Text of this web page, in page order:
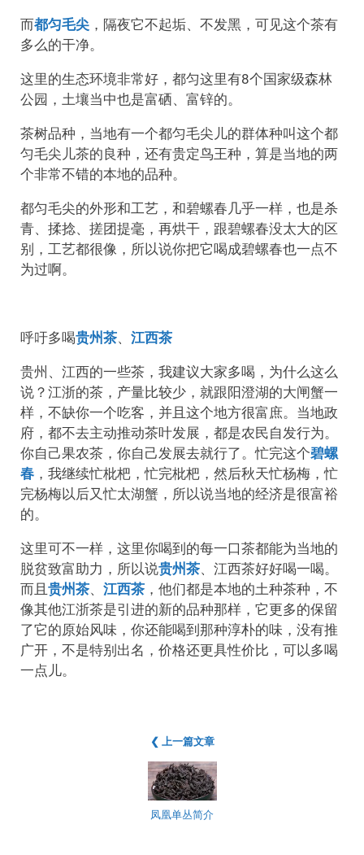
而都匀毛尖 ，隔夜它不起垢、不发黑，可见这个茶有
多么的干净。
这里的生态环境非常好，都匀这里有8个国家级森林
公园，土壤当中也是富硒、富锌的。
茶树品种，当地有一个都匀毛尖儿的群体种叫这个都
匀毛尖儿茶的良种，还有贵定鸟王种，算是当地的两
个非常不错的本地的品种。
都匀毛尖的外形和工艺，和碧螺春几乎一样，也是杀
青、揉捻、搓团提毫，再烘干，跟碧螺春没太大的区
别，工艺都很像，所以说你把它喝成碧螺春也一点不
为过啊。
呼吁多喝贵州茶、 江西茶
贵州、江西的一些茶，我建议大家多喝，为什么这么
说？江浙的茶，产量比较少，就跟阳澄湖的大闸蟹一
样，不缺你一个吃客，并且这个地方很富庶。当地政
府，都不去主动推动茶叶发展，都是农民自发行为。
你自己果农茶，你自己发展去就行了。忙完这个碧螺
春 ，我继续忙枇杷，忙完枇杷，然后秋天忙杨梅，忙
完杨梅以后又忙太湖蟹，所以说当地的经济是很富裕
的。
这里可不一样，这里你喝到的每一口茶都能为当地的
脱贫致富助力，所以说贵州茶、江西茶好好喝一喝。
而且 贵州茶、 江西茶 ，他们都是本地的土种茶种，不
像其他江浙茶是引进的新的品种那样，它更多的保留
了它的原始风味，你还能喝到那种淳朴的味，没有推
广开，不是特别出名，价格还更具性价比，可以多喝
一点儿。
❮ 上一篇文章
凤凰单丛简介